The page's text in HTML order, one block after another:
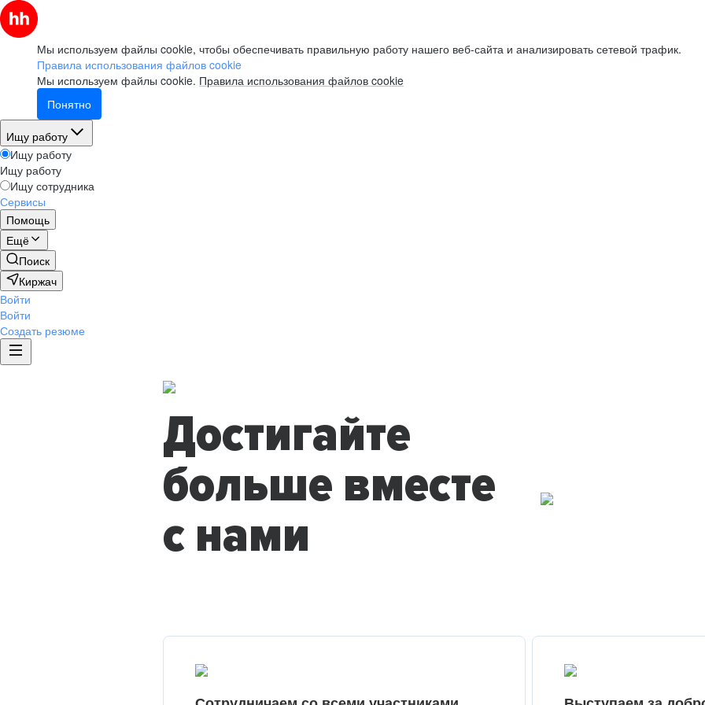
Мы используем файлы cookie, чтобы обеспечивать правильную работу нашего веб-сайта и анализировать сетевой трафик.
Правила использования файлов cookie
Мы используем файлы cookie. Правила использования файлов cookie
Понятно
Ищу работу
Ищу работу
Ищу работу
Ищу сотрудника
Сервисы
Помощь
Ещё
Поиск
Киржач
Войти
Войти
Создать резюме
Достигайте
больше вместе
с нами